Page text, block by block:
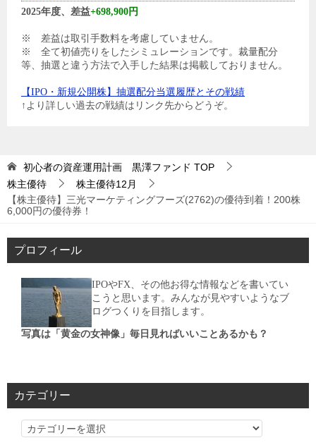
2025年度、差益+698,900円
※ 差益は取引手数料を考慮していません。
※ 全て初値売りをしたシミュレーションです。裁量配分
等、抽選と違う方法で入手した結果は掲載しておりません。
【IPO・新規公開株】抽選配分当選履歴とその戦績
↑より詳しい過去の戦績はリンク先からどうぞ。
初心者の資産運用計画 黒澤ファンド TOP
株主優待
株主優待12月
【株主優待】三光マーケティングフーズ(2762)の優待到着！200株
6,000円の優待券！
プロフィール
IPOやFX、その他お得な情報などを書いてい
こうと思います。みんなが見やすいようなブ
ログつくりを目指します。
写真は「黄金の女神像」毎日見ればいいことあるかも？
カテゴリー
カ